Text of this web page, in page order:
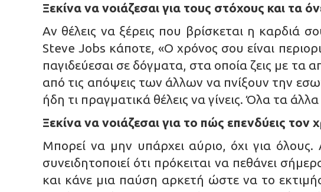
Ξεκίνα να νοιάζεσαι για τους στόχους και τα
Αν θέλεις να ξέρεις που βρίσκεται η καρδιά
Steve Jobs κάποτε, «Ο χρόνος σου είναι
παγιδεύεσαι σε δόγματα, στα οποία ζεις με
από τις απόψεις των άλλων να πνίξουν την
ήδη τι πραγματικά θέλεις να γίνεις. Όλα τα
Ξεκίνα να νοιάζεσαι για το πώς επενδύεις
Μπορεί να μην υπάρχει αύριο, όχι για
συνειδητοποιεί ότι πρόκειται να πεθάνει
και κάνε μια παύση αρκετή ώστε να το